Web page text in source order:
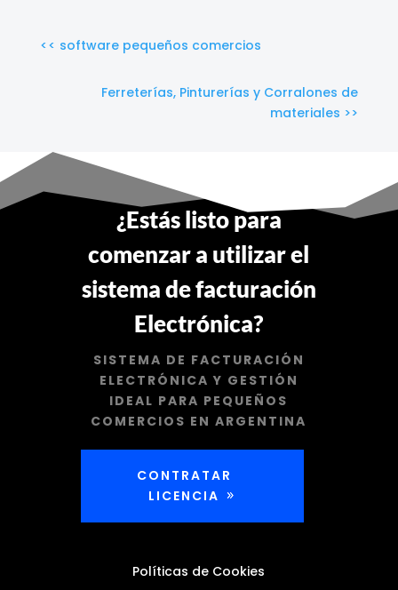
<< software pequeños comercios
Ferreterías, Pinturerías y Corralones de
materiales >>
¿Estás listo para
comenzar a utilizar el
sistema de facturación
Electrónica?
SISTEMA DE FACTURACIÓN
ELECTRÓNICA Y GESTIÓN
IDEAL PARA PEQUEÑOS
COMERCIOS EN ARGENTINA
CONTRATAR
LICENCIA
Políticas de Cookies